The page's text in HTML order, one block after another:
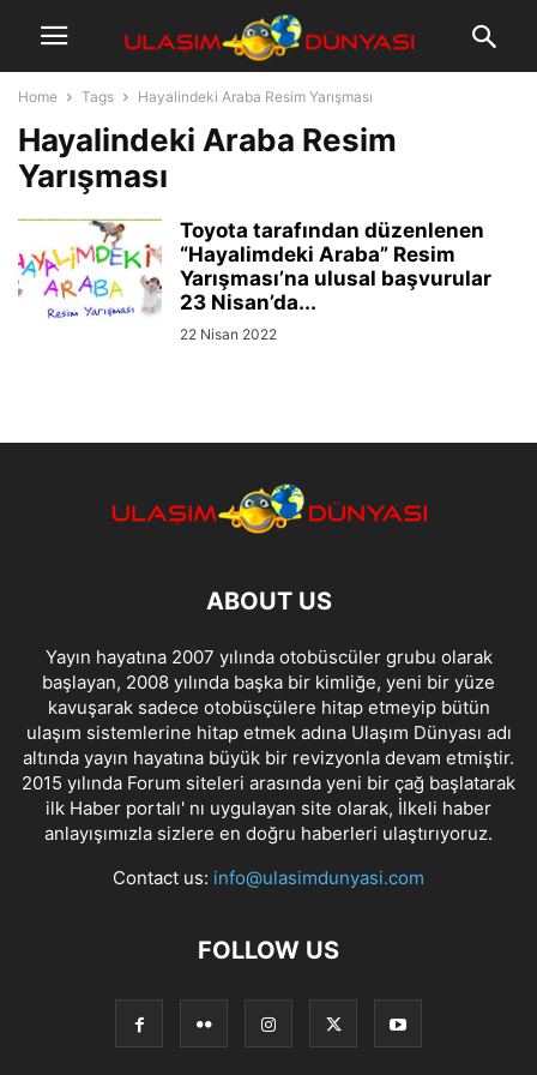
Home Tags Hayalindeki Araba Resim Yarışması
Hayalindeki Araba Resim
Yarışması
Toyota tarafından düzenlenen
“Hayalimdeki Araba” Resim
Yarışması’na ulusal başvurular
23 Nisan’da...
22 Nisan 2022
ABOUT US
Yayın hayatına 2007 yılında otobüscüler grubu olarak
başlayan, 2008 yılında başka bir kimliğe, yeni bir yüze
kavuşarak sadece otobüsçülere hitap etmeyip bütün
ulaşım sistemlerine hitap etmek adına Ulaşım Dünyası adı
altında yayın hayatına büyük bir revizyonla devam etmiştir.
2015 yılında Forum siteleri arasında yeni bir çağ başlatarak
ilk Haber portalı' nı uygulayan site olarak, İlkeli haber
anlayışımızla sizlere en doğru haberleri ulaştırıyoruz.
Contact us: info@ulasimdunyasi.com
FOLLOW US